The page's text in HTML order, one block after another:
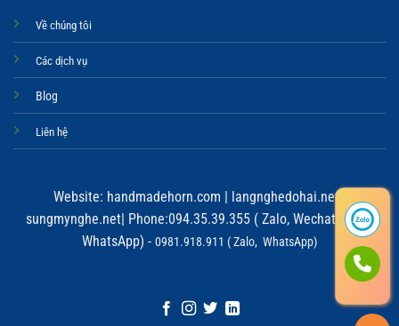
Về chúng tôi
Các dịch vụ
Blog
Liên hệ
Website: handmadehorn.com | langnghedohai.net
sungmynghe.net| Phone:094.35.39.355 ( Zalo, Wechat, Viber,
WhatsApp) - 0981.918.911 ( Zalo, WhatsApp)